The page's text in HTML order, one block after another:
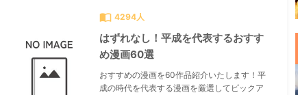
import_contacts 4294人
はずれなし！平成を代表するおすす
め漫画60選
おすすめの漫画を60作品紹介いたします！平
成の時代を代表する漫画を厳選してピックア